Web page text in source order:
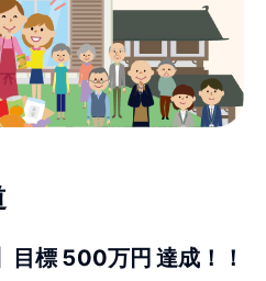
目標 500万円 達成！！